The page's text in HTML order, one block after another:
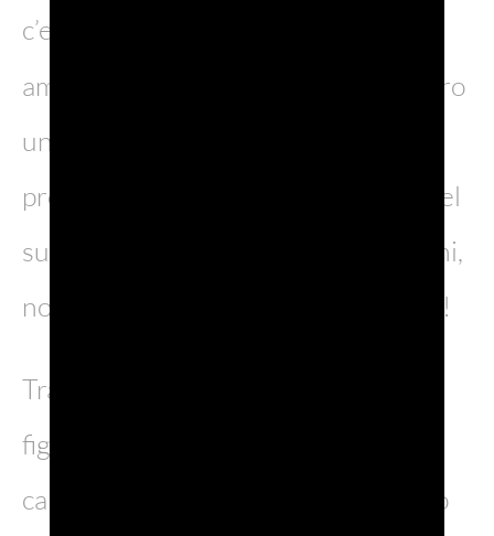
c’era un altro luogo che Casanova
amava frequentare:
, ovvero
una casa da gioco in cui il nostro
protagonista passava buona parte del
suo tempo insieme ai nobili veneziani,
nonché altro luogo di appuntamenti!
Tra le mille vicissitudini di questa
figura, ci fu anche l’esperienza del
carcere, in cui Casanova fu rinchiuso